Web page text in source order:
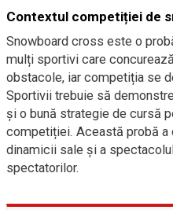
Contextul competiției de
Snowboard cross este o
mulți sportivi care
obstacole, iar competiția se
Sportivii trebuie să
și o bună strategie de cursă
competiției. Această probă a
dinamicii sale și a
spectatorilor.